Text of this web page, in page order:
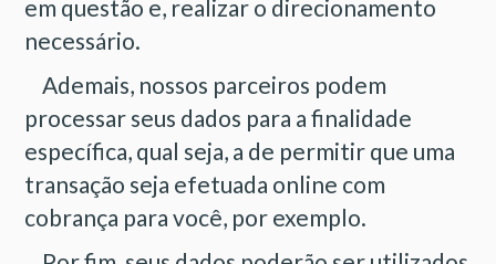
em questão e, realizar o direcionamento
necessário.
Ademais, nossos parceiros podem
processar seus dados para a finalidade
específica, qual seja, a de permitir que uma
transação seja efetuada online com
cobrança para você, por exemplo.